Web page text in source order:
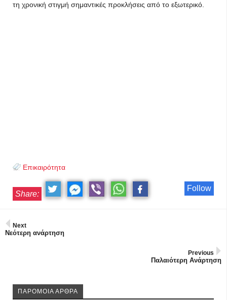
τη χρονική στιγμή σημαντικές προκλήσεις από το εξωτερικό.
Επικαιρότητα
Follow
Share:
Next
Νεότερη ανάρτηση
Previous
Παλαιότερη Ανάρτηση
ΠΑΡΟΜΟΙΑ ΑΡΘΡΑ